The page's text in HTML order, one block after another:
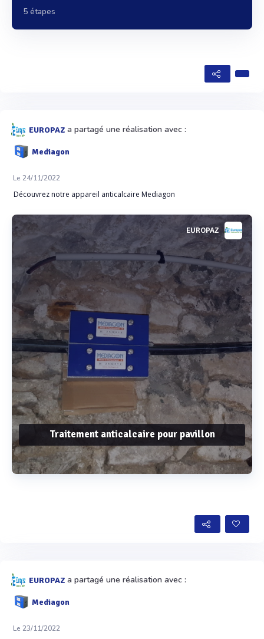
5 étapes
EUROPAZ a partagé une réalisation avec :
Mediagon
Le 24/11/2022
Découvrez notre appareil anticalcaire Mediagon
EUROPAZ
Traitement anticalcaire pour pavillon
EUROPAZ a partagé une réalisation avec :
Mediagon
Le 23/11/2022